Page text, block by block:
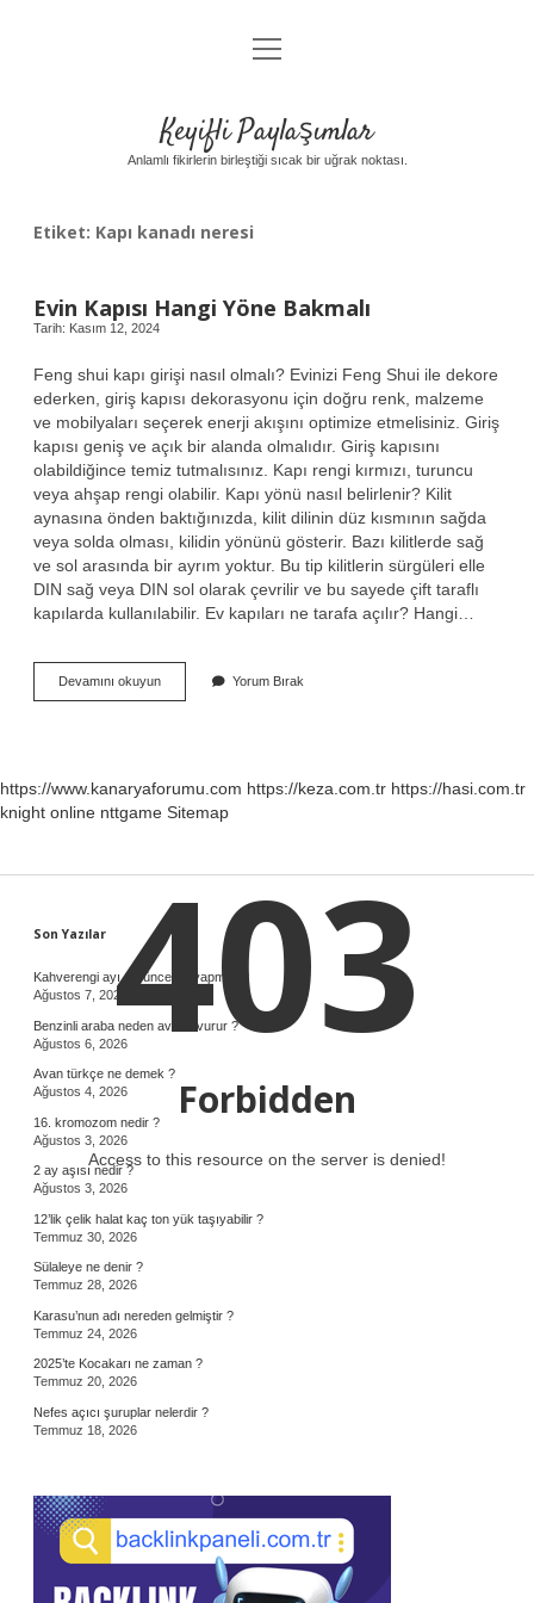
Anasayfa
Yasal Uyarı
menüyü
aç
Keyifli Paylaşımlar
Anlamlı fikirlerin birleştiği sıcak bir uğrak noktası.
Etiket: Kapı kanadı neresi
Evin Kapısı Hangi Yöne Bakmalı
Tarih: Kasım 12, 2024
Feng shui kapı girişi nasıl olmalı? Evinizi Feng Shui ile dekore
ederken, giriş kapısı dekorasyonu için doğru renk, malzeme
ve mobilyaları seçerek enerji akışını optimize etmelisiniz. Giriş
kapısı geniş ve açık bir alanda olmalıdır. Giriş kapısını
olabildiğince temiz tutmalısınız. Kapı rengi kırmızı, turuncu
veya ahşap rengi olabilir. Kapı yönü nasıl belirlenir? Kilit
aynasına önden baktığınızda, kilit dilinin düz kısmının sağda
veya solda olması, kilidin yönünü gösterir. Bazı kilitlerde sağ
ve sol arasında bir ayrım yoktur. Bu tip kilitlerin sürgüleri elle
DIN sağ veya DIN sol olarak çevrilir ve bu sayede çift taraflı
kapılarda kullanılabilir. Ev kapıları ne tarafa açılır? Hangi…
Devamını okuyunEvin
Kapısı
Yorum Bırak
https://www.kanaryaforumu.com https://keza.com.tr https://hasi.com.tr
knight online nttgame Sitemap
Sidebar
Son Yazılar
Kahverengi ayı görünce ne yapmalı ?
Ağustos 7, 2026
Benzinli araba neden avans vurur ?
Ağustos 6, 2026
Avan türkçe ne demek ?
Ağustos 4, 2026
16. kromozom nedir ?
Ağustos 3, 2026
2 ay aşısı nedir ?
Ağustos 3, 2026
12’lik çelik halat kaç ton yük taşıyabilir ?
Temmuz 30, 2026
Sülaleye ne denir ?
Temmuz 28, 2026
Karasu’nun adı nereden gelmiştir ?
Temmuz 24, 2026
2025’te Kocakarı ne zaman ?
Temmuz 20, 2026
Nefes açıcı şuruplar nelerdir ?
Temmuz 18, 2026
403
Forbidden
Access to this resource on the server is denied!